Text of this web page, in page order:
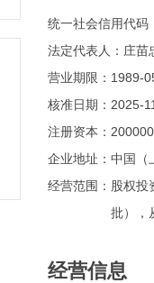
统一社会信用代码
法定代表人： 庄苗
营业期限： 1989-
核准日期： 2025-
注册资本：
企业地址： 中国（
经营范围： 股权投
批），
经营信息